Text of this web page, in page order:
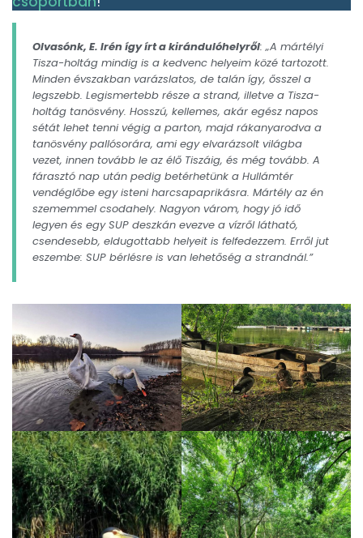
Olvasónk, E. Irén így írt a kirándulóhelyről: „A mártélyi
Tisza-holtág mindig is a kedvenc helyeim közé tartozott.
Minden évszakban varázslatos, de talán így, ősszel a
legszebb. Legismertebb része a strand, illetve a Tisza-
holtág tanösvény. Hosszú, kellemes, akár egész napos
sétát lehet tenni végig a parton, majd rákanyarodva a
tanösvény pallósorára, ami egy elvarázsolt világba
vezet, innen tovább le az élő Tiszáig, és még tovább. A
fárasztó nap után pedig betérhetünk a Hullámtér
vendéglőbe egy isteni harcsapaprikásra. Mártély az én
szememmel csodahely. Nagyon várom, hogy jó idő
legyen és egy SUP deszkán evezve a vízről látható,
csendesebb, eldugottabb helyeit is felfedezzem. Erről jut
eszembe: SUP bérlésre is van lehetőség a strandnál.”